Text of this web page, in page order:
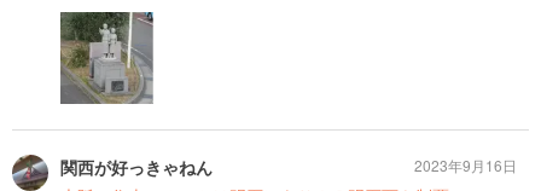
関西が好っきゃねん
2023年9月16日